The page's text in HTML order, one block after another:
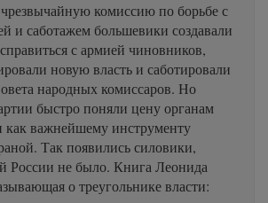
комиссию по борьбе с
и саботажем большевики создавали
с армией чиновников,
новую власть и саботировали
народных комиссаров. Но
быстро поняли цену органам
как важнейшему инструменту
Так появились силовики,
России не было. Книга Леонида
о треугольнике власти: